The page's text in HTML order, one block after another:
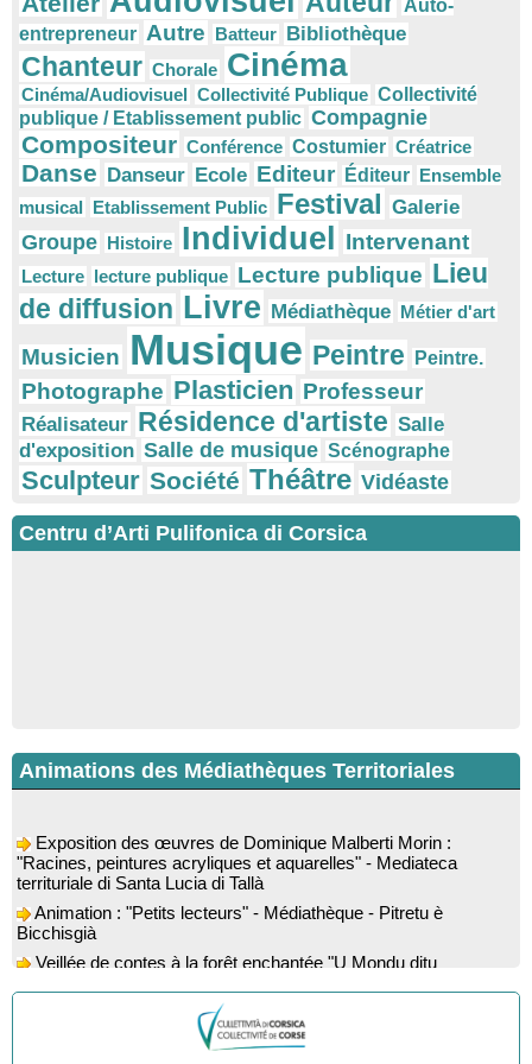
Auto-
entrepreneur Autre Batteur Bibliothèque
Chanteur Chorale Cinéma
Cinéma/Audiovisuel Collectivité Publique Collectivité
publique / Etablissement public Compagnie
Compositeur Conférence Costumier Créatrice
Danse Danseur Ecole Editeur Éditeur Ensemble
musical Etablissement Public Festival Galerie
Groupe Histoire Individuel Intervenant
Lecture lecture publique Lecture publique Lieu
de diffusion Livre Médiathèque Métier d'art
Musicien Musique Peintre Peintre.
Photographe Plasticien Professeur
Réalisateur Résidence d'artiste Salle
d'exposition Salle de musique Scénographe
Sculpteur Société Théâtre Vidéaste
Centru d’Arti Pulifonica di Corsica
Animations des Médiathèques Territoriales
"Racines, peintures acryliques et aquarelles" - Mediateca
territuriale di Santa Lucia di Tallà
Bicchisgià
Veillée de contes à la forêt enchantée "U Mondu ditu
mignuleddu" par la Caravane de Conteurs - Currà
Colloque : "Taravu : terre de patrimoines", Regards sur le
patrimoine religieux, roman, thermal et littéraire - Spaziu Jean-
Marc Fiamma - A Sarra di Farru